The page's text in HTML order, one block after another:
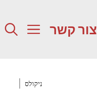
צור קשר
ניקולס